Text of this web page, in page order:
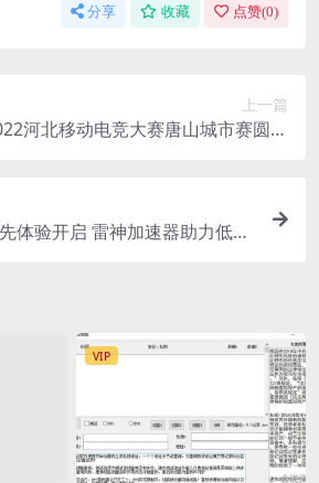
分享 收藏 点赞(0)
上一篇
河北移动电竞大赛唐山城市赛圆满
体验开启 雷神加速器助力低延
VIP